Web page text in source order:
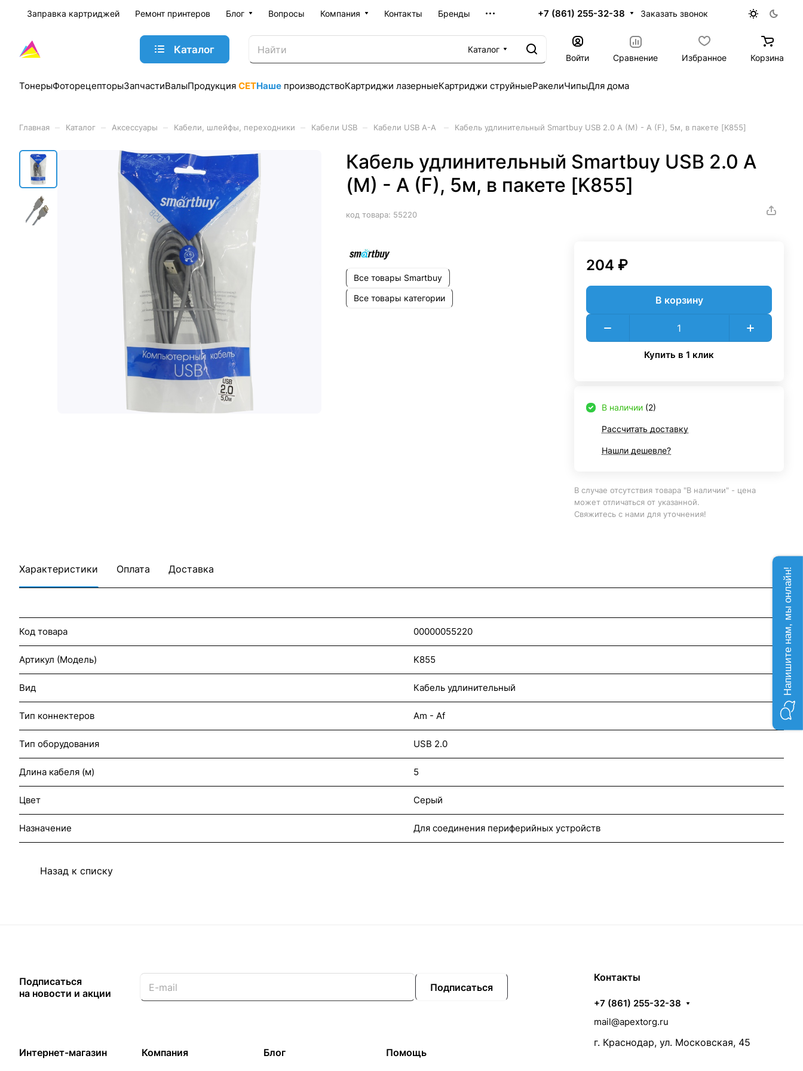
Заправка картриджей Ремонт принтеров Блог Вопросы Компания Контакты Бренды +7 (861) 255-32-38 Заказать звонок
Каталог
Каталог
Войти
Сравнение Избранное Корзина
ТонерыФоторецепторыЗапчастиВалыПродукция CETНаше производствоКартриджи лазерныеКартриджи струйныеРакелиЧипыДля дома
Главная Каталог Аксессуары Кабели, шлейфы, переходники Кабели USB Кабели USB A-A Кабель удлинительный Smartbuy USB 2.0 A (M) - A (F), 5м, в пакете [K855]
Кабель удлинительный Smartbuy USB 2.0 A
(M) - A (F), 5м, в пакете [K855]
код товара: 55220
Все товары Smartbuy
Все товары категории
204 ₽
В корзину
Купить в 1 клик
В наличии (2)
Рассчитать доставку
Нашли дешевле?
В случае отсутствия товара "В наличии" - цена
может отличаться от указанной.
Свяжитесь с нами для уточнения!
Характеристики Оплата Доставка
Код товара 00000055220
Артикул (Модель) K855
Вид Кабель удлинительный
Тип коннектеров Am - Af
Тип оборудования USB 2.0
Длина кабеля (м) 5
Цвет Серый
Назначение Для соединения периферийных устройств
Назад к списку
Подписаться
на новости и акции
Подписаться
Интернет-магазин Компания Блог Помощь
Контакты
+7 (861) 255-32-38
mail@apextorg.ru
г. Краснодар, ул. Московская, 45
Напишите нам, мы онлайн!